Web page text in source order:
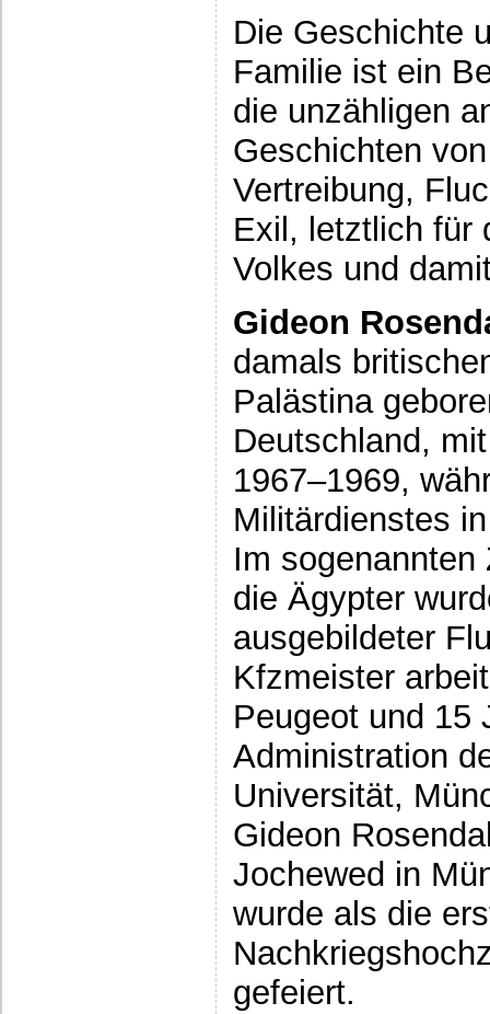
Die Geschichte
Familie ist ein
die unzähligen
Geschichten von
Vertreibung,
Exil, letztlich für
Volkes und
Gideon
damals
Palästina
Deutschland,
1967–1969,
Militärdienstes
Im sogenannten
die Ägypter
ausgebildeter
Kfzmeister
Peugeot und 15
Administration
Universität,
Gideon
Jochewed in
wurde als die
gefeiert.